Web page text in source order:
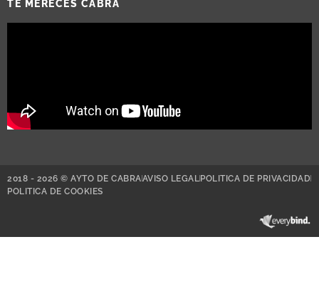
TE MERECES CABRA
2018 - 2026 © AYTO DE CABRAAVISO LEGAL POLITICA DE PRIVACIDAD
POLITICA DE COOKIES